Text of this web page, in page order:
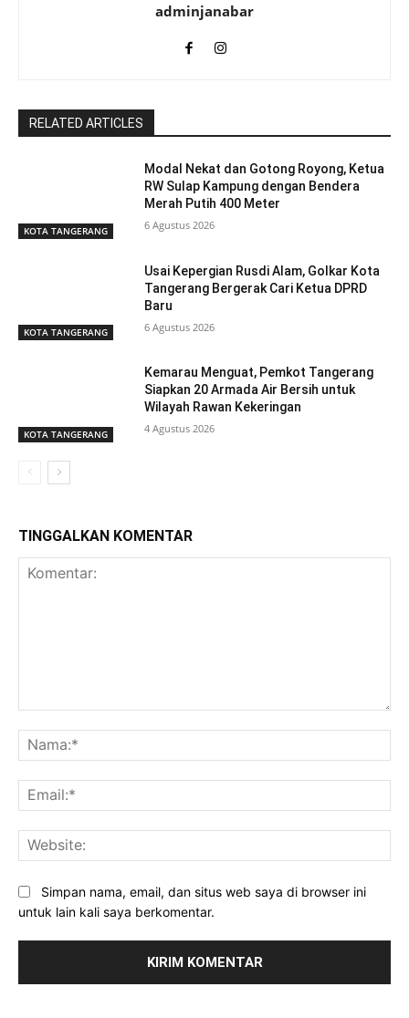
adminjanabar
RELATED ARTICLES
KOTA TANGERANG
Modal Nekat dan Gotong Royong, Ketua
RW Sulap Kampung dengan Bendera
Merah Putih 400 Meter
6 Agustus 2026
KOTA TANGERANG
Usai Kepergian Rusdi Alam, Golkar Kota
Tangerang Bergerak Cari Ketua DPRD
Baru
6 Agustus 2026
KOTA TANGERANG
Kemarau Menguat, Pemkot Tangerang
Siapkan 20 Armada Air Bersih untuk
Wilayah Rawan Kekeringan
4 Agustus 2026
TINGGALKAN KOMENTAR
Simpan nama, email, dan situs web saya di browser ini
untuk lain kali saya berkomentar.